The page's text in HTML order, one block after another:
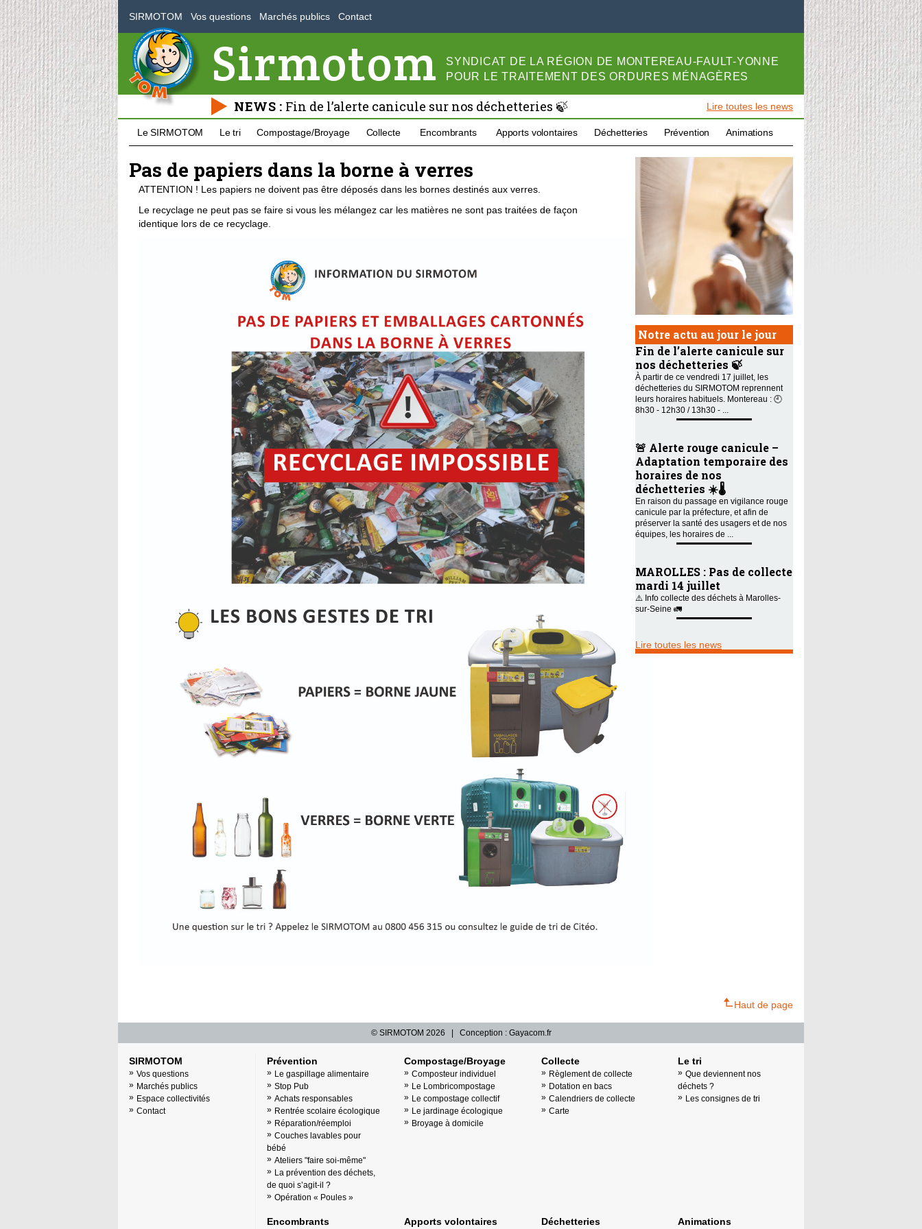
SIRMOTOM Vos questions Marchés publics Contact
Sirmotom SYNDICAT DE LA RÉGION DE MONTEREAU-FAULT-YONNE
POUR LE TRAITEMENT DES ORDURES MÉNAGÈRES
NEWS : Fin de l’alerte canicule sur nos déchetteries 🍃 Lire toutes les news
Le SIRMOTOM Le tri Compostage/Broyage Collecte Encombrants Apports volontaires Déchetteries Prévention Animations
Pas de papiers dans la borne à verres
ATTENTION ! Les papiers ne doivent pas être déposés dans les bornes destinés aux verres.
Le recyclage ne peut pas se faire si vous les mélangez car les matières ne sont pas traitées de façon
identique lors de ce recyclage.
Notre actu au jour le jour
Fin de l’alerte canicule sur
nos déchetteries 🍃
À partir de ce vendredi 17 juillet, les
déchetteries du SIRMOTOM reprennent
leurs horaires habituels. Montereau : 🕘
8h30 - 12h30 / 13h30 - ...
🚨 Alerte rouge canicule –
Adaptation temporaire des
horaires de nos
déchetteries ☀️🌡️
En raison du passage en vigilance rouge
canicule par la préfecture, et afin de
préserver la santé des usagers et de nos
équipes, les horaires de ...
MAROLLES : Pas de collecte
mardi 14 juillet
⚠️ Info collecte des déchets à Marolles-
sur-Seine 🚛
Lire toutes les news
Haut de page
© SIRMOTOM 2026 | Conception : Gayacom.fr
SIRMOTOM
Vos questions
Marchés publics
Espace collectivités
Contact
Prévention
Le gaspillage alimentaire
Stop Pub
Achats responsables
Rentrée scolaire écologique
Réparation/réemploi
Couches lavables pour
bébé
Ateliers "faire soi-même"
La prévention des déchets,
de quoi s’agit-il ?
Opération « Poules »
Compostage/Broyage
Composteur individuel
Le Lombricompostage
Le compostage collectif
Le jardinage écologique
Broyage à domicile
Collecte
Règlement de collecte
Dotation en bacs
Calendriers de collecte
Carte
Le tri
Que deviennent nos
déchets ?
Les consignes de tri
Encombrants Apports volontaires Déchetteries Animations